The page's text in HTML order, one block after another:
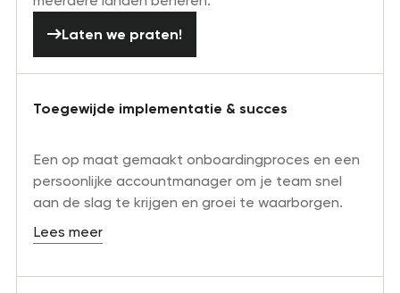
Laten we praten!
Toegewijde implementatie & succes
Een op maat gemaakt onboardingproces en een
persoonlijke accountmanager om je team snel
aan de slag te krijgen en groei te waarborgen.
Lees meer